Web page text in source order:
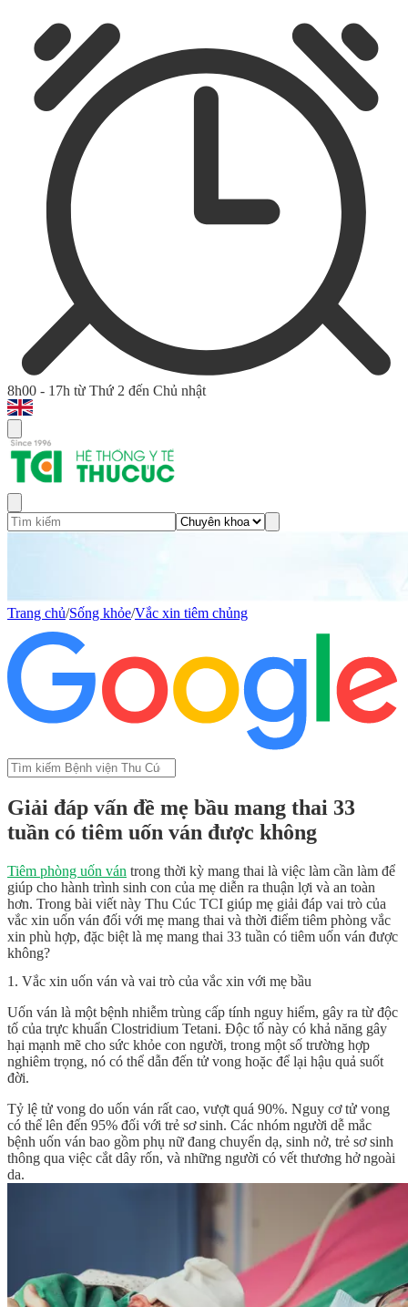
8h00 - 17h từ Thứ 2 đến Chủ nhật
Trang chủ/Sống khỏe/Vắc xin tiêm chủng
Giải đáp vấn đề mẹ bầu mang thai 33
tuần có tiêm uốn ván được không
Tiêm phòng uốn ván trong thời kỳ mang thai là việc làm cần làm để
giúp cho hành trình sinh con của mẹ diễn ra thuận lợi và an toàn
hơn. Trong bài viết này Thu Cúc TCI giúp mẹ giải đáp vai trò của
vắc xin uốn ván đối với mẹ mang thai và thời điểm tiêm phòng vắc
xin phù hợp, đặc biệt là mẹ mang thai 33 tuần có tiêm uốn ván được
không?
1. Vắc xin uốn ván và vai trò của vắc xin với mẹ bầu
Uốn ván là một bệnh nhiễm trùng cấp tính nguy hiểm, gây ra từ độc
tố của trực khuẩn Clostridium Tetani. Độc tố này có khả năng gây
hại mạnh mẽ cho sức khỏe con người, trong một số trường hợp
nghiêm trọng, nó có thể dẫn đến tử vong hoặc để lại hậu quả suốt
đời.
Tỷ lệ tử vong do uốn ván rất cao, vượt quá 90%. Nguy cơ tử vong
có thể lên đến 95% đối với trẻ sơ sinh. Các nhóm người dễ mắc
bệnh uốn ván bao gồm phụ nữ đang chuyển dạ, sinh nở, trẻ sơ sinh
thông qua việc cắt dây rốn, và những người có vết thương hở ngoài
da.